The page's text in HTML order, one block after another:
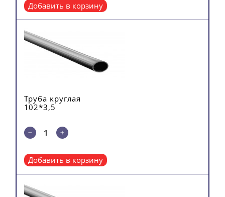
Добавить в корзину
Труба круглая
102*3,5
Добавить в корзину